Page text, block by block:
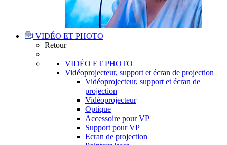
VIDÉO ET PHOTO
Retour
VIDÉO ET PHOTO
Vidéoprojecteur, support et écran de projection
Vidéoprojecteur, support et écran de
projection
Vidéoprojecteur
Optique
Accessoire pour VP
Support pour VP
Ecran de projection